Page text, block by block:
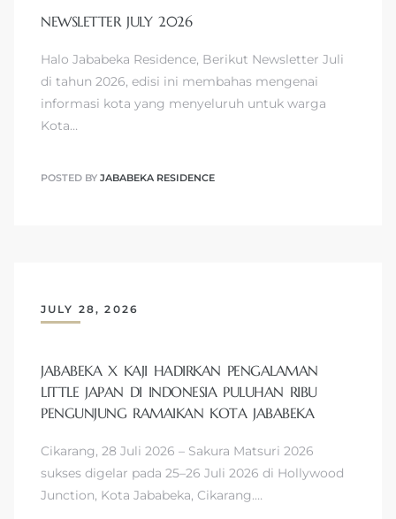
NEWSLETTER JULY 2026
Halo Jababeka Residence, Berikut Newsletter Juli
di tahun 2026, edisi ini membahas mengenai
informasi kota yang menyeluruh untuk warga
Kota…
POSTED BY JABABEKA RESIDENCE
JULY 28, 2026
JABABEKA X KAJI HADIRKAN PENGALAMAN
LITTLE JAPAN DI INDONESIA PULUHAN RIBU
PENGUNJUNG RAMAIKAN KOTA JABABEKA
Cikarang, 28 Juli 2026 – Sakura Matsuri 2026
sukses digelar pada 25–26 Juli 2026 di Hollywood
Junction, Kota Jababeka, Cikarang.…